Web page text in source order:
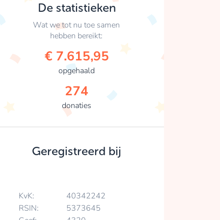
De statistieken
Wat we tot nu toe samen
hebben bereikt:
€ 7.615,95
opgehaald
274
donaties
Geregistreerd bij
KvK:
40342242
RSIN:
5373645